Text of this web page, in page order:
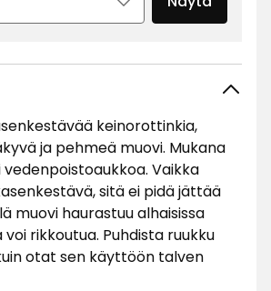
keinorottinkia,
ja pehmeä muovi. Mukana
vedenpoistoaukkoa. Vaikka
sitä ei pidä jättää
muovi haurastuu alhaisissa
rikkoutua. Puhdista ruukku
otat sen käyttöön talven